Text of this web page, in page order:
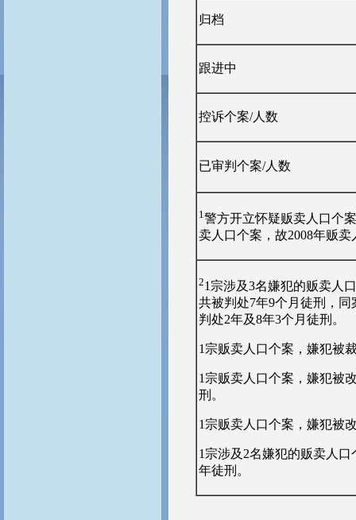
归档
跟进中
控诉个案/人数
已审判个案/人数
1警方开立怀疑贩卖人口个
卖人口个案，故2008年贩
21宗涉及3名嫌犯的贩卖人
共被判处7年9个月徒刑，
判处2年及8年3个月徒刑。
1宗贩卖人口个案，嫌犯被
1宗贩卖人口个案，嫌犯被
刑。
1宗贩卖人口个案，嫌犯被
1宗涉及2名嫌犯的贩卖人
年徒刑。